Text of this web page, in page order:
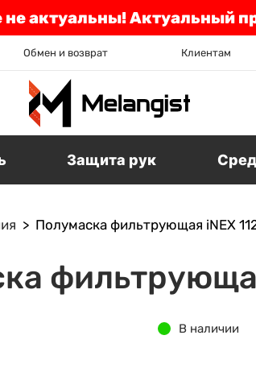
актуальны! Актуальный
Обмен и возврат Клиентам
Защита рук
Полумаска фильтрующая iNEX
В наличии